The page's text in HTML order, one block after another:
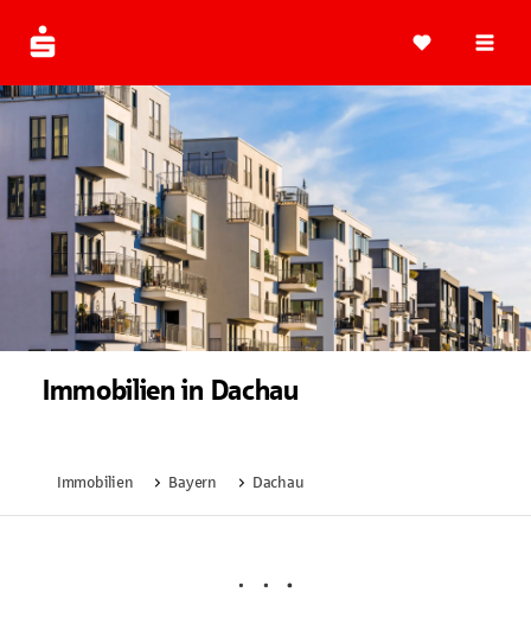
Immobilien in Dachau
Immobilien Bayern Dachau